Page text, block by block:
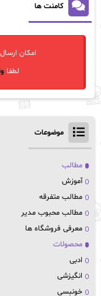
کامنت ها
امکان
لطفا
موضوعات
مطالب
آموزش
مطالب متفرقه
مطالب محبوب مدیر
معرفی فروشگاه ها
محصولات
ادبی
انگیزشی
خونبسی